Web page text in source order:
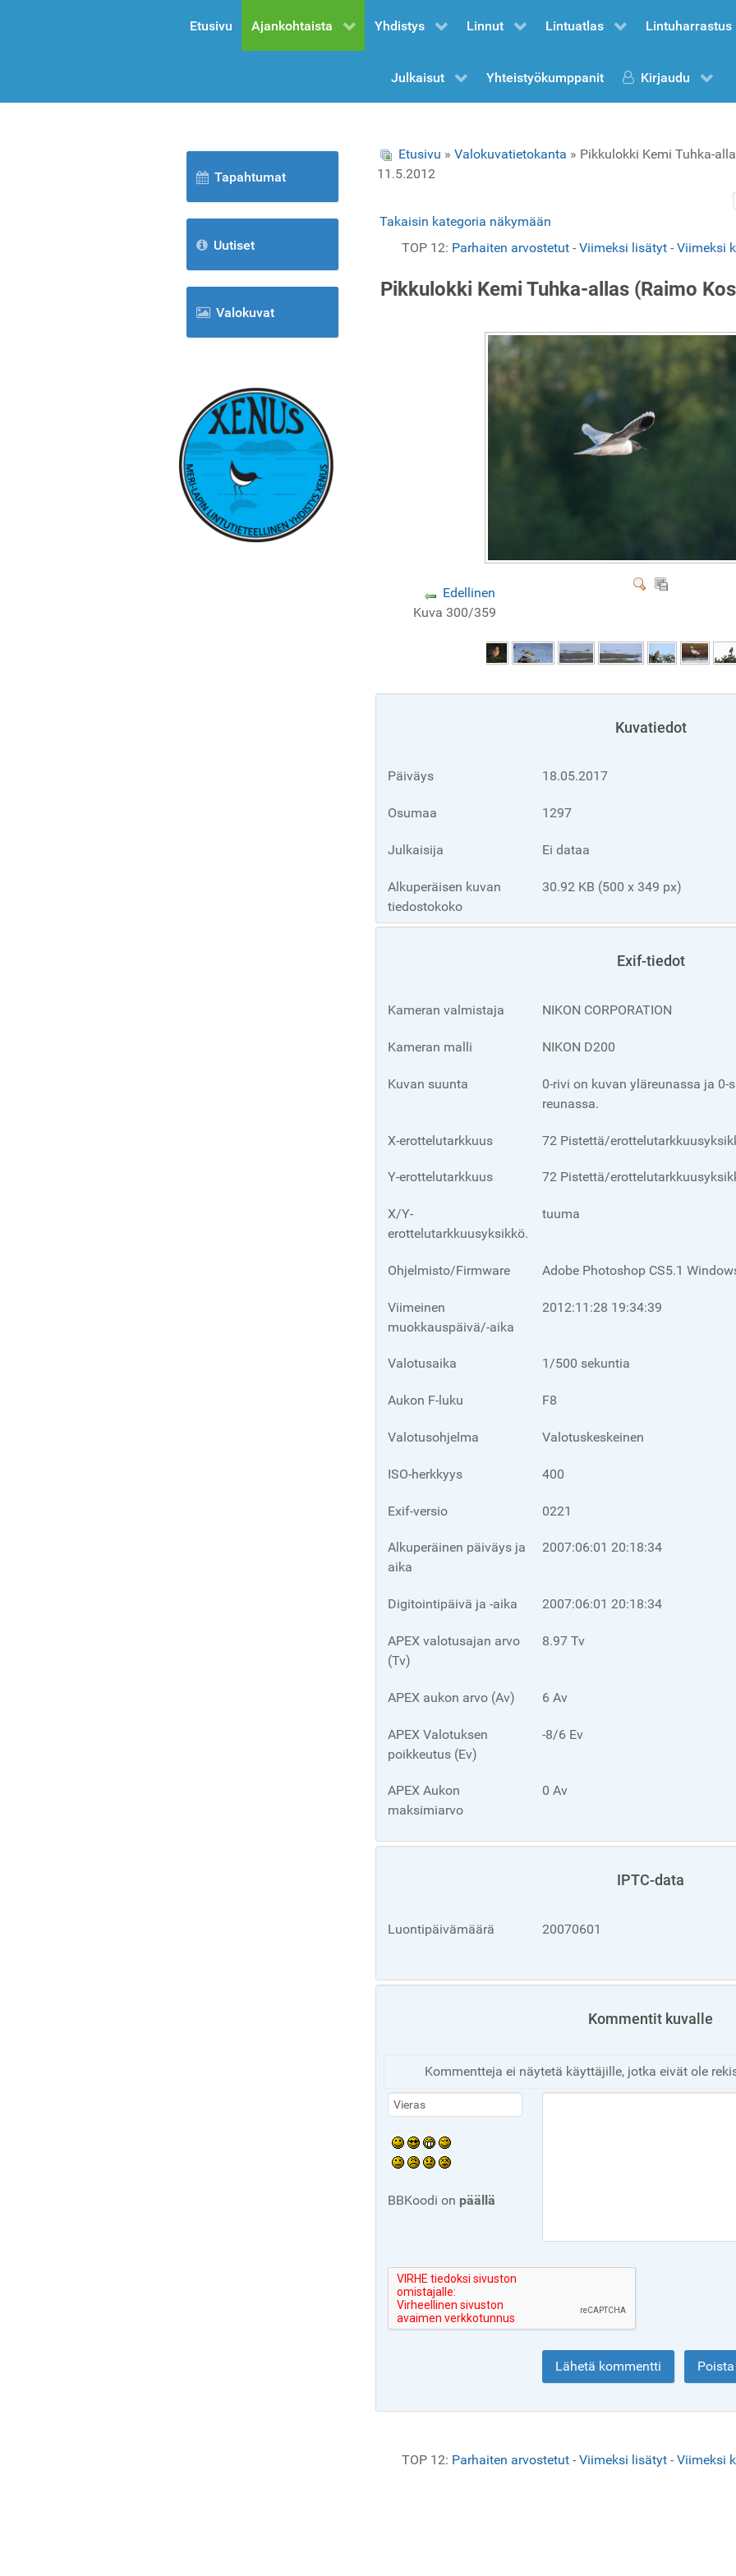
Etusivu Ajankohtaista Yhdistys Linnut Lintuatlas Lintuharrastus
Julkaisut Yhteistyökumppanit Kirjaudu
Tapahtumat
Uutiset
Valokuvat
Etusivu » Valokuvatietokanta » Pikkulokki Kemi Tuhka-
11.5.2012
Takaisin kategoria näkymään
TOP 12: Parhaiten arvostetut - Viimeksi lisätyt - Viimeksi
Pikkulokki Kemi Tuhka-allas (Raimo
Edellinen
Kuva 300/359
Kuvatiedot
Päiväys 18.05.2017
Osumaa 1297
Julkaisija Ei dataa
Alkuperäisen kuvan
tiedostokoko
30.92 KB (500 x 349 px)
Exif-tiedot
Kameran valmistaja NIKON CORPORATION
Kameran malli NIKON D200
Kuvan suunta
0-rivi on kuvan yläreunassa ja 0-
reunassa.
X-erottelutarkkuus 72 Pistettä/
Y-erottelutarkkuus 72 Pistettä/
X/Y-
erottelutarkkuusyksikkö.
tuuma
Ohjelmisto/Firmware Adobe Photoshop CS5.1
Viimeinen
muokkauspäivä/-aika
2012:11:28 19:34:39
Valotusaika 1/500 sekuntia
Aukon F-luku F8
Valotusohjelma Valotuskeskeinen
ISO-herkkyys 400
Exif-versio 0221
Alkuperäinen päiväys ja
aika
2007:06:01 20:18:34
Digitointipäivä ja -aika 2007:06:01 20:18:34
APEX valotusajan arvo
(Tv)
8.97 Tv
APEX aukon arvo (Av) 6 Av
APEX Valotuksen
poikkeutus (Ev)
-8/6 Ev
APEX Aukon
maksimiarvo
0 Av
IPTC-data
Luontipäivämäärä 20070601
Kommentit kuvalle
Kommentteja ei näytetä käyttäjille, jotka eivät ole
BBKoodi on päällä
TOP 12: Parhaiten arvostetut - Viimeksi lisätyt - Viimeksi